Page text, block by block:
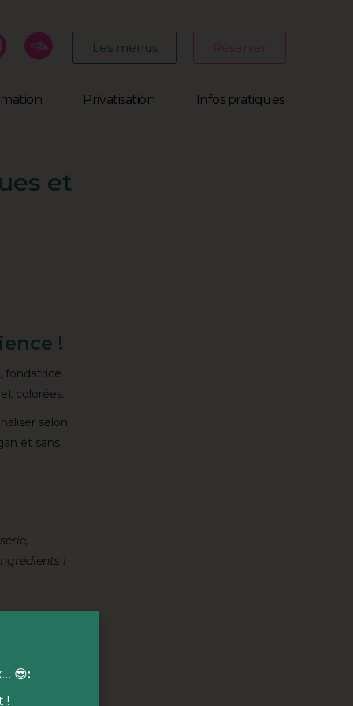
Les menus Réserver
Privatisation Infos pratiques
et
!
fondatrice
colorées.
selon
et sans
!
notre food
😎:
!